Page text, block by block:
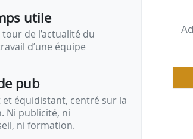
de transactions réalisées…
utile
de l’actualité du
d’une équipe
pub
équidistant, centré sur la
Ni publicité, ni
ni formation.